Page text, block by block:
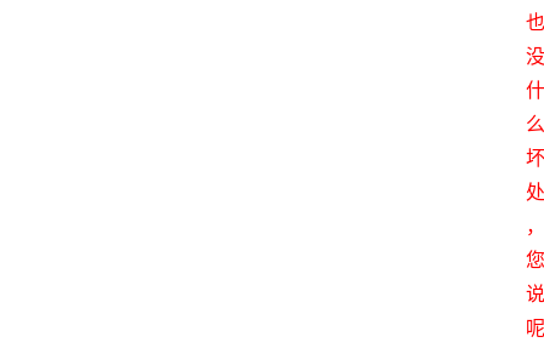
也
没
什
么
坏
处
，
您
说
呢